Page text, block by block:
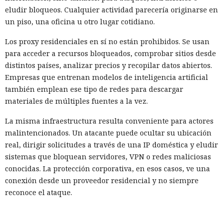
eludir bloqueos. Cualquier actividad parecería originarse en
un piso, una oficina u otro lugar cotidiano.
Los proxy residenciales en sí no están prohibidos. Se usan
para acceder a recursos bloqueados, comprobar sitios desde
distintos países, analizar precios y recopilar datos abiertos.
Empresas que entrenan modelos de inteligencia artificial
también emplean ese tipo de redes para descargar
materiales de múltiples fuentes a la vez.
La misma infraestructura resulta conveniente para actores
malintencionados. Un atacante puede ocultar su ubicación
real, dirigir solicitudes a través de una IP doméstica y eludir
sistemas que bloquean servidores, VPN o redes maliciosas
conocidas. La protección corporativa, en esos casos, ve una
conexión desde un proveedor residencial y no siempre
reconoce el ataque.